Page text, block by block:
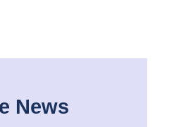
News